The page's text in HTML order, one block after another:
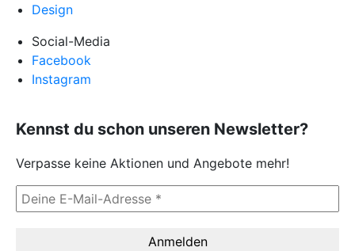
Design
Social-Media
Facebook
Instagram
Kennst du schon unseren Newsletter?
Verpasse keine Aktionen und Angebote mehr!